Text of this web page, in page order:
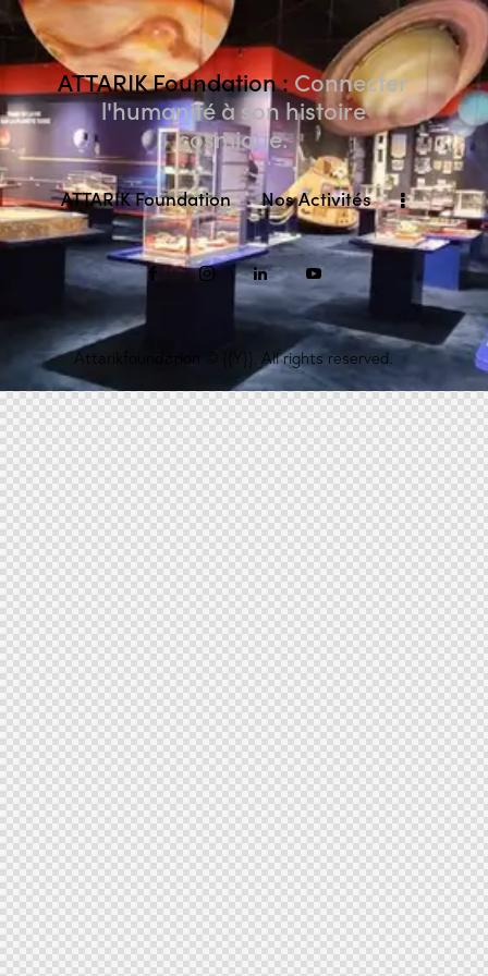
ATTARIK Foundation : Connecter
l'humanité à son histoire
cosmique.
ATTARIK Foundation Nos Activités
Attarikfoundation © {{Y}}. All rights reserved.